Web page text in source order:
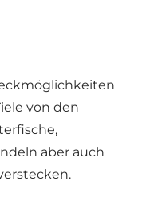
von den
aber auch